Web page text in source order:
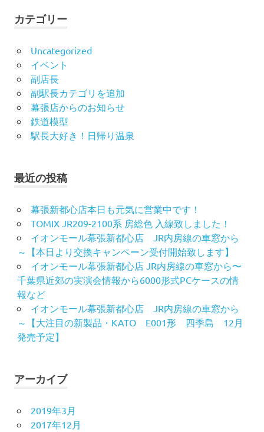
カテゴリー
Uncategorized
イベント
副店長
副駅長カテゴリを追加
幕張店からのお知らせ
鉄道模型
駅長大好き！日帰り温泉
最近の投稿
幕張新都心店本日も元気に営業中です！
TOMIX JR209-2100系 房総色 入線致しました！
イオンモール幕張新都心店 JR内房線の車窓から
～【本日より交換キャンペーン受付開始致します】
イオンモール幕張新都心店 JR内房線の車窓から〜
千葉県近郊の実演会情報から6000形式PCケースの情
報など
イオンモール幕張新都心店 JR内房線の車窓から
～【大注目の新製品・KATO E001形 四季島 12月
発売予定】
アーカイブ
2019年3月
2017年12月